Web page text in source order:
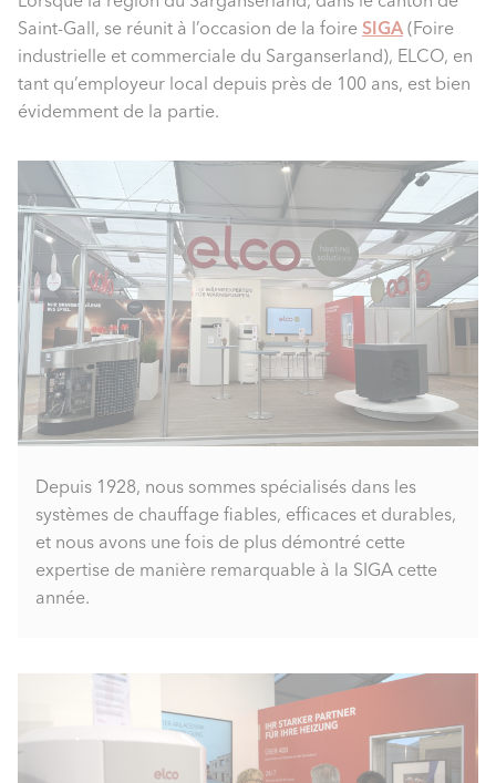
Saint-Gall, se réunit à l’occasion de la foire SIGA(Foire
industrielle et commerciale du Sarganserland), ELCO, en
tant qu’employeur local depuis près de 100 ans, est bien
évidemment de la partie.
Depuis 1928, nous sommes spécialisés dans les
systèmes de chauffage fiables, efficaces et durables,
et nous avons une fois de plus démontré cette
expertise de manière remarquable à la SIGA cette
année.